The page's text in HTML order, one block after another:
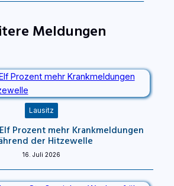
Meldungen
Lausitz
Prozent mehr Krankmeldungen
der Hitzewelle
16. Juli 2026